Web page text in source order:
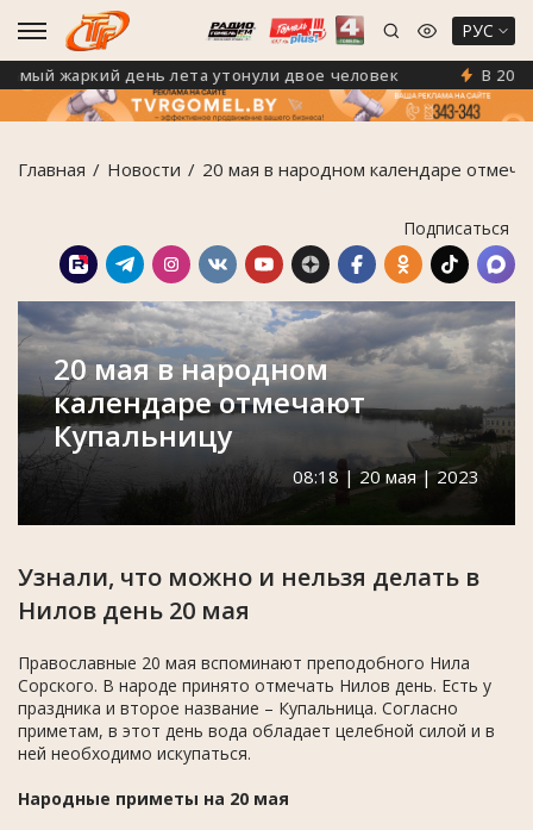
РУС
жаркий день лета утонули двое человек В 2026
Главная Новости 20 мая в народном календаре
Подписаться
20 мая в народном
календаре отмечают
Купальницу
08:18 | 20 мая | 2023
Узнали, что можно и нельзя делать в
Нилов день 20 мая
Православные 20 мая вспоминают преподобного Нила
Сорского. В народе принято отмечать Нилов день. Есть у
праздника и второе название – Купальница. Согласно
приметам, в этот день вода обладает целебной силой и в
ней необходимо искупаться.
Народные приметы на 20 мая